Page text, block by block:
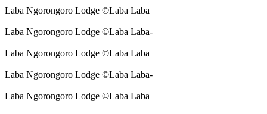
Laba Ngorongoro Lodge ©Laba Laba
Laba Ngorongoro Lodge ©Laba Laba-
Laba Ngorongoro Lodge ©Laba Laba
Laba Ngorongoro Lodge ©Laba Laba-
Laba Ngorongoro Lodge ©Laba Laba